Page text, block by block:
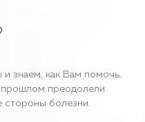
знаем, как Вам помочь.
прошлом преодолели
стороны болезни.